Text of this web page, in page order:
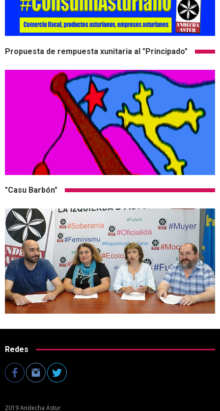
Propuesta de rempuesta xunitaria al "Principado"
"Casu Barbón"
Redes
2019 Andecha Astur